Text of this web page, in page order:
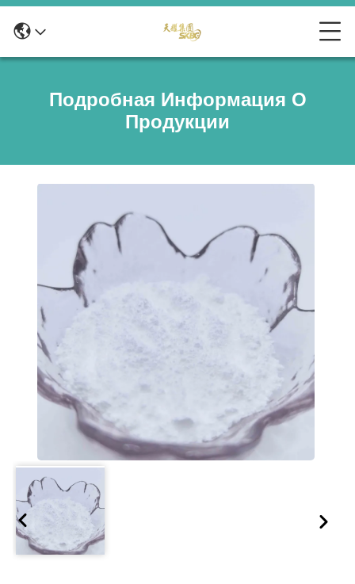
Подробная Информация О
Продукции